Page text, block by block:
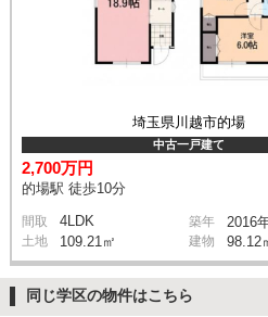
埼玉県川越市的場
中古一戸建て
2,700万円
的場駅 徒歩10分
間取 4LDK 築年 2016
土地 109.21㎡ 建物 98.12
同じ学区の物件はこちら